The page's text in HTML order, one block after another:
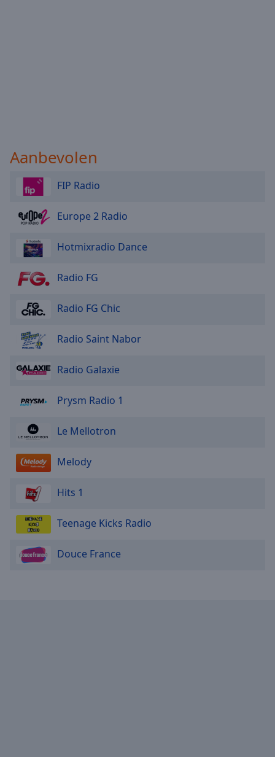
Aanbevolen
FIP Radio
Europe 2 Radio
Hotmixradio Dance
Radio FG
Radio FG Chic
Radio Saint Nabor
Radio Galaxie
Prysm Radio 1
Le Mellotron
Melody
Hits 1
Teenage Kicks Radio
Douce France